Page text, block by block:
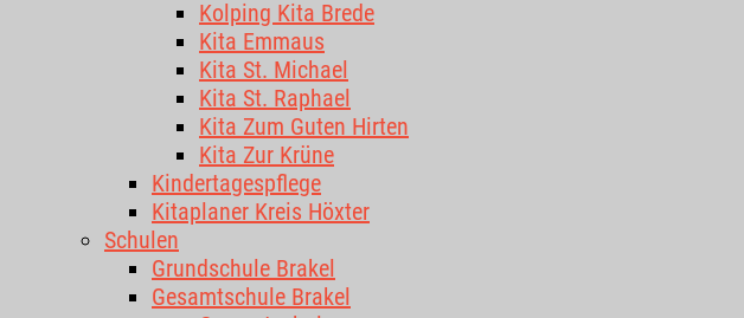
Kolping Kita Brede
Kita Emmaus
Kita St. Michael
Kita St. Raphael
Kita Zum Guten Hirten
Kita Zur Krüne
Kindertagespflege
Kitaplaner Kreis Höxter
Schulen
Grundschule Brakel
Gesamtschule Brakel